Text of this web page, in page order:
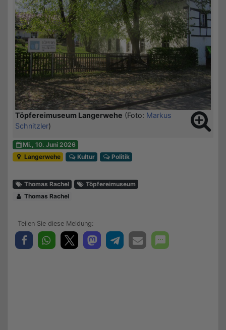
Töpfereimuseum Langerwehe (Foto: Markus
Schnitzler)
Mi., 10. Juni 2026
Langerwehe
Kultur Politik
Thomas Rachel
Töpfereimuseum
Thomas Rachel